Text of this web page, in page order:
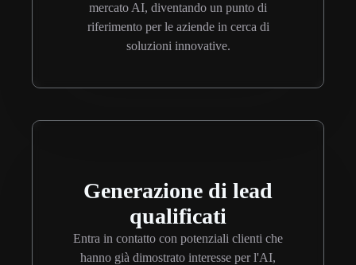
mercato AI, diventando un punto di
riferimento per le aziende in cerca di
soluzioni innovative.
Generazione di lead
qualificati
Entra in contatto con potenziali clienti che
hanno già dimostrato interesse per l'AI,